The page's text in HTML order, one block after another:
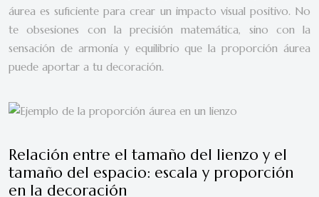
áurea es suficiente para crear un impacto visual positivo. No
te obsesiones con la precisión matemática, sino con la
sensación de armonía y equilibrio que la proporción áurea
puede aportar a tu decoración.
Relación entre el tamaño del lienzo y el
tamaño del espacio: escala y proporción
en la decoración